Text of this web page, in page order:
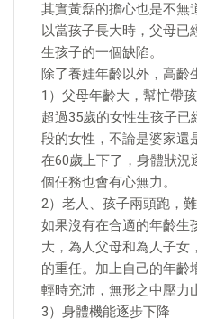
其實黃磊的擔心也是不無
以當孩子長大時，父母已
生孩子的一個缺陷。
除了養娃年齡以外，高齡
1）父母年齡大，幫忙帶
超過35歲的女性生孩子
段的女性，不論是婆家還
在60歲上下了，身體狀況
個任務也會有心無力。
2）老人、孩子兩頭跑，
如果沒有在合適的年齡生
大，為人父母和為人子女
的重任。加上自己的年齡
輕時充沛，無形之中壓力
3）身體機能逐步下降